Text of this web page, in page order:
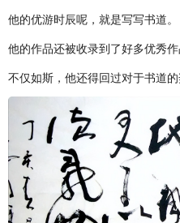
他的优游时辰呢，就是写写书道。
他的作品还被收录到了好多优秀作
不仅如斯，他还得回过对于书道的